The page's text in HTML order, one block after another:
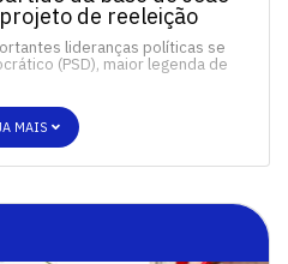
de reeleição
lideranças políticas se
(PSD), maior legenda de
MAIS